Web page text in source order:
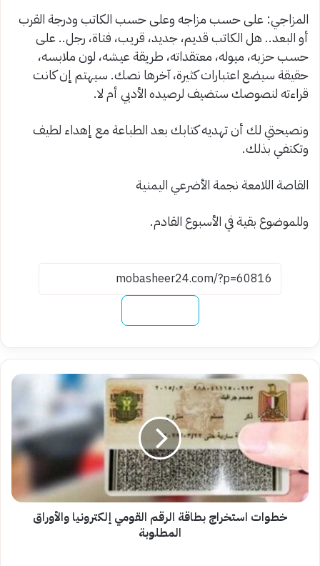
المزاجي: على حسب مزاجه وعلى حسب الكاتب ودرجة القرب
أو البعد.. هل الكاتب قديم، جديد، قريب، فتاة، رجل.. على
حسب حزبه، ميوله، معتقداته، طريقة عيشه، لون ملابسه،
حقيقة سيضع اعتبارات كثيرة، آخرها نصك. سيهتم إن كانت
قراءته لنصوصك ستضيف لرصيده الأدبي أم لا.
ونصيحتي لك أن تهديه كتابك بعد الطباعة مع إهداء لطيف
وتكتفي بذلك.
القاصة اللامعة نجمة الأضرعياليمنية
وللموضوع بقية في الأسبوع القادم.
خطوات
استخراج
بطاقة
الرقم
القومي
إلكترونيا
والأوراق
المطلوبة
خطوات استخراج بطاقة الرقم القومي إلكترونيا والأوراق
المطلوبة